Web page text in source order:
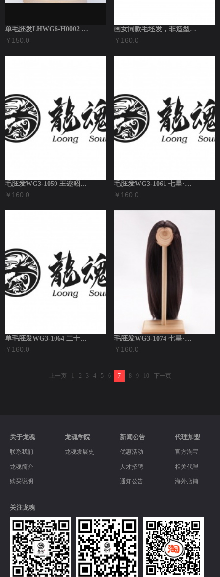
单毛胚发LHWG6-H0002 幼庄主
￥150.0
画女同款毛坯发，非造型发 3分假发WG3...
￥160.0
毛胚发WG3-1059 王迩昭同款
￥160.0
毛胚发WG3-1061 七星·摇光同款
￥160.0
单毛胚发WG3-1064 二十八星宿·心...
￥160.0
毛胚发WG3-1074 七星·玉衡同款
￥160.0
上一页 1 2 3 4 5 6 7 8 9 10 下一页
关于龙魂
联系我们
龙魂简介
购买说明
龙魂学院
龙魂发展史
新闻公告
优惠活动
人才招聘
通知公告
代理加盟
官方淘宝
相关代理
海外店铺
关注龙魂